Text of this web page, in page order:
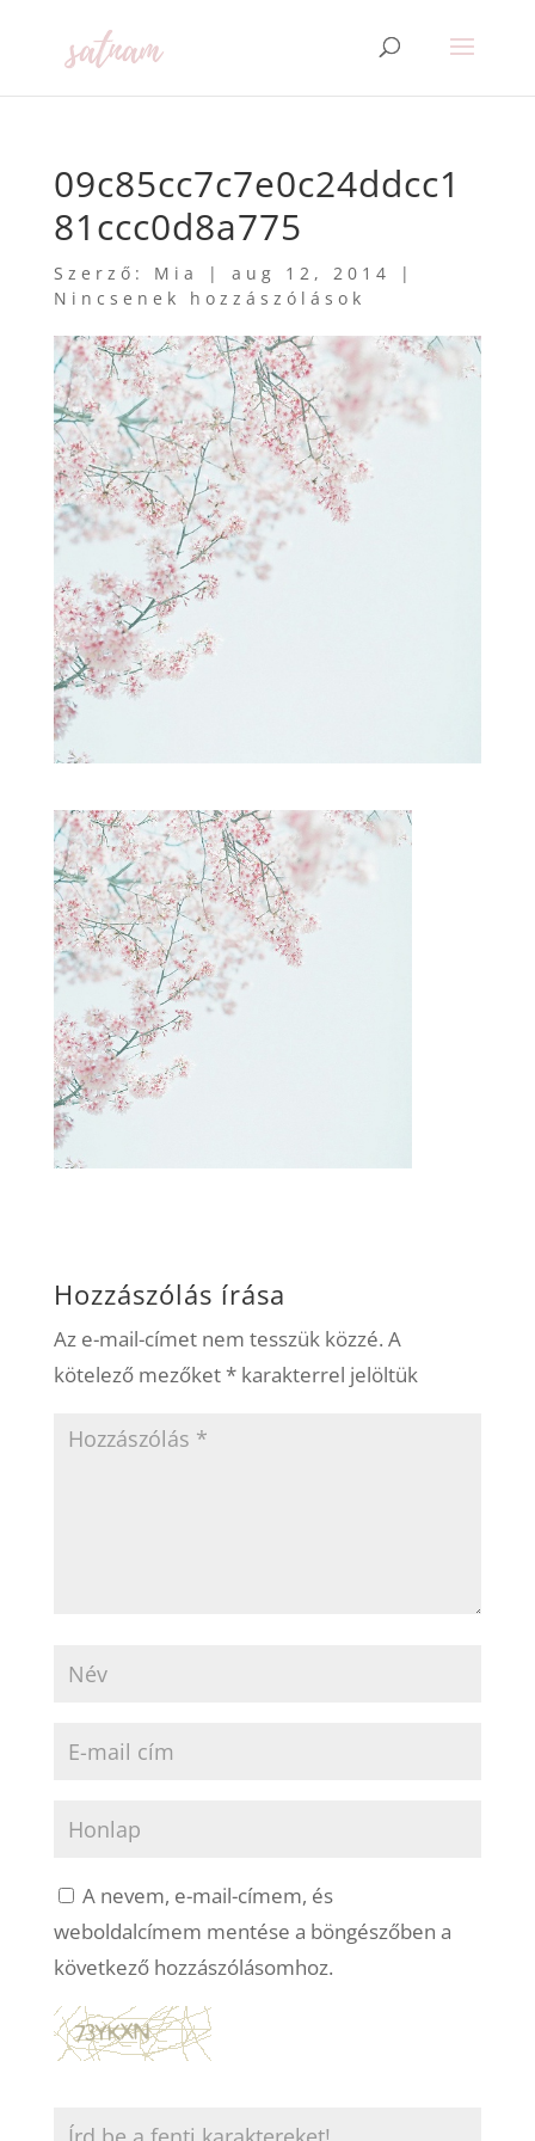
09c85cc7c7e0c24ddcc1
81ccc0d8a775
Szerző: Mia | aug 12, 2014
|
Nincsenek hozzászólások
Hozzászólás írása
Az e-mail-címet nem tesszük közzé. A
kötelező mezőket*karakterrel jelöltük
A nevem, e-mail-címem, és
weboldalcímem mentése a böngészőben a
következő hozzászólásomhoz.